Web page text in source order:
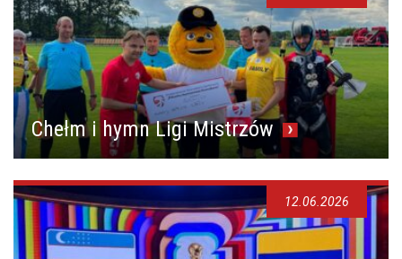
Chełm i hymn Ligi Mistrzów
12.06.2026